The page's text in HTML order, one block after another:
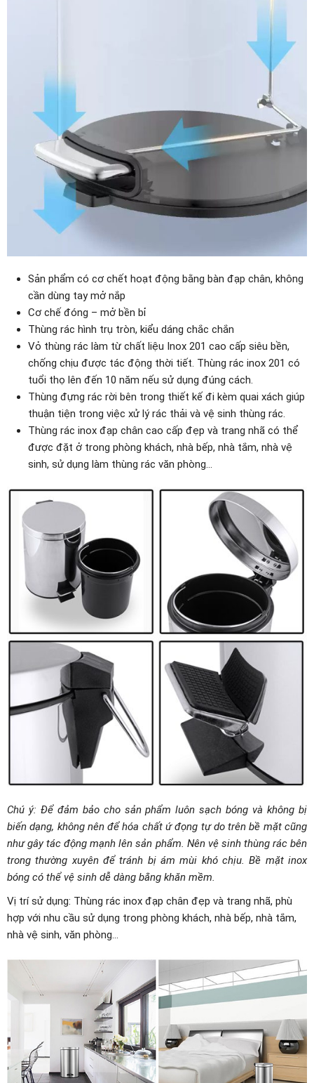
Sản phẩm có cơ chết hoạt động bằng bàn đạp chân, không
cần dùng tay mở nắp
Cơ chế đóng – mở bền bỉ
Thùng rác hình trụ tròn, kiểu dáng chắc chắn
Vỏ thùng rác làm từ chất liệu Inox 201 cao cấp siêu bền,
chống chịu được tác động thời tiết. Thùng rác inox 201 có
tuổi thọ lên đến 10 năm nếu sử dụng đúng cách.
Thùng đựng rác rời bên trong thiết kế đi kèm quai xách giúp
thuận tiện trong việc xử lý rác thải và vệ sinh thùng rác.
Thùng rác inox đạp chân cao cấp đẹp và trang nhã có thể
được đặt ở trong phòng khách, nhà bếp, nhà tắm, nhà vệ
sinh, sử dụng làm thùng rác văn phòng…
Chú ý: Để đảm bảo cho sản phẩm luôn sạch bóng và không bị
biến dạng, không nên để hóa chất ứ đọng tự do trên bề mặt cũng
như gây tác động mạnh lên sản phẩm. Nên vệ sinh thùng rác bên
trong thường xuyên để tránh bị ám mùi khó chịu. Bề mặt inox
bóng có thể vệ sinh dễ dàng bằng khăn mềm.
Vị trí sử dụng: Thùng rác inox đạp chân đẹp và trang nhã, phù
hợp với nhu cầu sử dụng trong phòng khách, nhà bếp, nhà tắm,
nhà vệ sinh, văn phòng…